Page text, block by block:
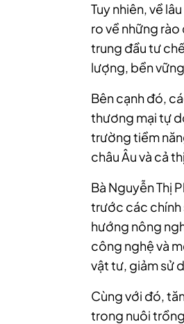
Tuy nhiên, về
ro về những
trung đầu tư
lượng, bền
Bên cạnh đó,
thương mại tự
trường tiềm
châu Âu và cả
Bà Nguyễn Thị
trước các chính
hướng nông
công nghệ và
vật tư, giảm sử
Cùng với đó,
trong nuôi